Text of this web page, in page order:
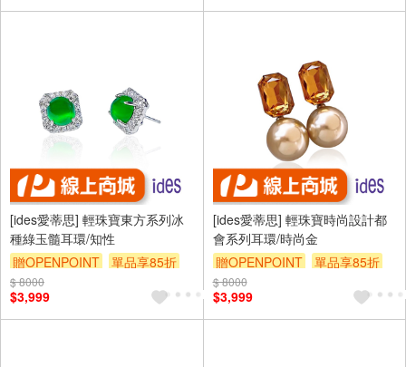
[ides愛蒂思] 輕珠寶東方系列冰
種綠玉髓耳環/知性
贈OPENPOINT
單品享85折
$ 8000
$3,999
[ides愛蒂思] 輕珠寶時尚設計都
會系列耳環/時尚金
贈OPENPOINT
單品享85折
$ 8000
$3,999